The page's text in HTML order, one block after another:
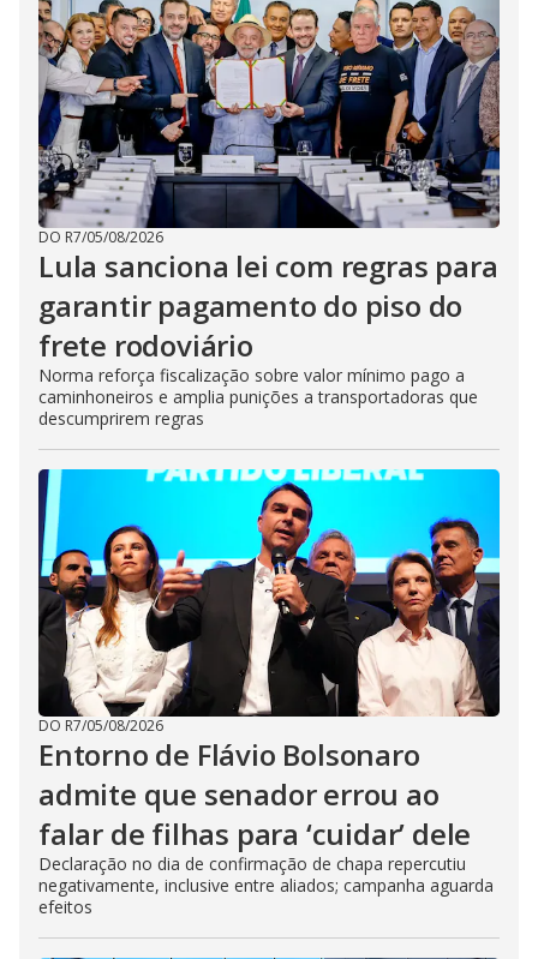
DO R7/05/08/2026
Lula sanciona lei com regras para
garantir pagamento do piso do
frete rodoviário
Norma reforça fiscalização sobre valor mínimo pago a
caminhoneiros e amplia punições a transportadoras que
descumprirem regras
DO R7/05/08/2026
Entorno de Flávio Bolsonaro
admite que senador errou ao
falar de filhas para ‘cuidar’ dele
Declaração no dia de confirmação de chapa repercutiu
negativamente, inclusive entre aliados; campanha aguarda
efeitos